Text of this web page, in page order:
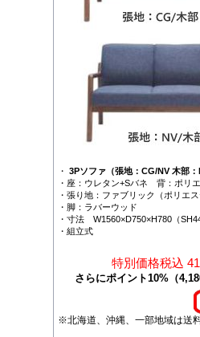
・3Pソファ（張地：CG/NV 木部：
・座：ウレタン+Sバネ 背：ポリ
・張り地：ファブリック（ポリエス
・脚：ラバーウッド
・寸法 W1560×D750×H780（
・組立式
特別価格税込
さらにポイント10%（
※北海道、沖縄、一部地域は送